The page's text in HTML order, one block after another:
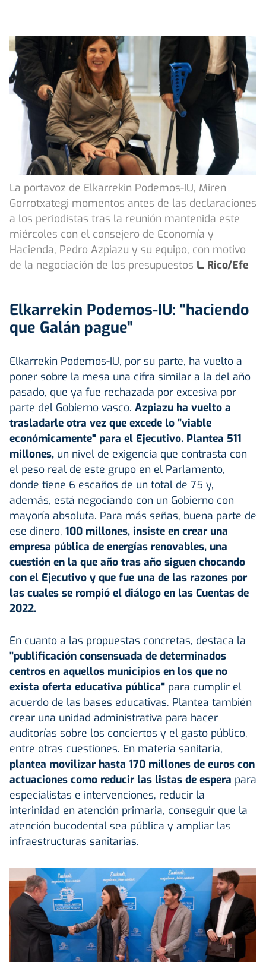
La portavoz de Elkarrekin Podemos-IU, Miren
Gorrotxategi momentos antes de las declaraciones
a los periodistas tras la reunión mantenida este
miércoles con el consejero de Economía y
Hacienda, Pedro Azpiazu y su equipo, con motivo
de la negociación de los presupuestos L. Rico/Efe
Elkarrekin Podemos-IU: "haciendo
que Galán pague"
Elkarrekin Podemos-IU, por su parte, ha vuelto a
poner sobre la mesa una cifra similar a la del año
pasado, que ya fue rechazada por excesiva por
parte del Gobierno vasco. Azpiazu ha vuelto a
trasladarle otra vez que excede lo "viable
económicamente" para el Ejecutivo. Plantea 511
millones, un nivel de exigencia que contrasta con
el peso real de este grupo en el Parlamento,
donde tiene 6 escaños de un total de 75 y,
además, está negociando con un Gobierno con
mayoría absoluta. Para más señas, buena parte de
ese dinero, 100 millones, insiste en crear una
empresa pública de energías renovables, una
cuestión en la que año tras año siguen chocando
con el Ejecutivo y que fue una de las razones por
las cuales se rompió el diálogo en las Cuentas de
2022.
En cuanto a las propuestas concretas, destaca la
"publificación consensuada de determinados
centros en aquellos municipios en los que no
exista oferta educativa pública" para cumplir el
acuerdo de las bases educativas. Plantea también
crear una unidad administrativa para hacer
auditorías sobre los conciertos y el gasto público,
entre otras cuestiones. En materia sanitaria,
plantea movilizar hasta 170 millones de euros con
actuaciones como reducir las listas de espera para
especialistas e intervenciones, reducir la
interinidad en atención primaria, conseguir que la
atención bucodental sea pública y ampliar las
infraestructuras sanitarias.